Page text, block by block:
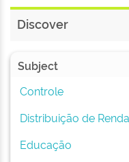
Discover
Subject
Controle
Distribuição de Renda
Educação